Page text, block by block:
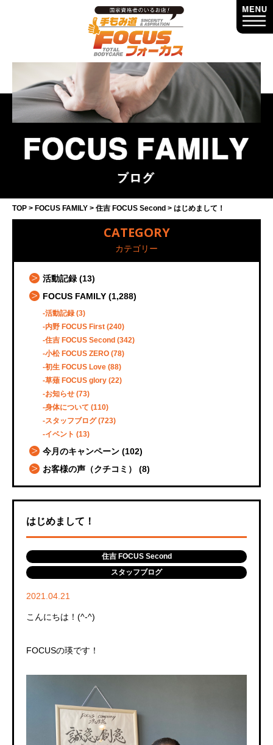
TOP FOCUS FAMILY 住吉 FOCUS Second はじめまして！
CATEGORY
カテゴリー
活動記録 (13)
FOCUS FAMILY (1,288)
活動記録 (3)
内野 FOCUS First (240)
住吉 FOCUS Second (342)
小松 FOCUS ZERO (78)
初生 FOCUS Love (88)
草薙 FOCUS glory (22)
お知らせ (73)
身体について (110)
スタッフブログ(723)
イベント (13)
今月のキャンペーン (102)
お客様の声（クチコミ）
(8)
はじめまして！
住吉 FOCUS Second
スタッフブログ
2021.04.21
こんにちは！(^-^)
FOCUSの瑛です！